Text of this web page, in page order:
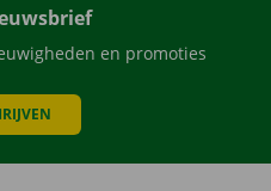
en promoties